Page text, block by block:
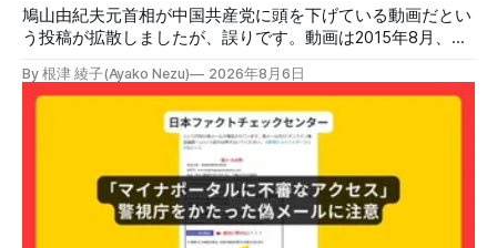
鳩山由紀夫元首相が中国共産党に頭を下げている動画だとい
う投稿が拡散しましたが、誤りです。動画は2015年8月、鳩
立運動家らに謝罪した映像です。中国共産党に対して頭を下
げている動画ではありません。 検証対象 拡散した言説 2026
年7月30日、「日本人がなぜ左翼を嫌うのか、考えたことは
ありますか？/ここに日本の左寄り首相だった鳩山由紀夫が
います。彼は2009年から2010年まで1年間務めました。/こ
のビデオでは、彼が中国を訪問中に中国共産党に対して恥じ
らいながら頭を下げています」という英文付きの動画がXで
By 根津 綾子(Ayako Nezu) 2026年8月6日